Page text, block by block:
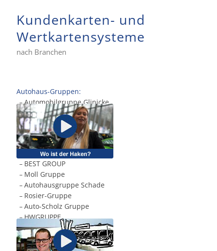
Kundenkarten- und
Wertkartensysteme
nach Branchen
Autohaus-Gruppen:
.–Automobilgruppe Glinicke
– BEST GROUP
– Moll Gruppe
– Autohausgruppe Schade
– Rosier-Gruppe
– Auto-Scholz Gruppe
.–HWGRUPPE